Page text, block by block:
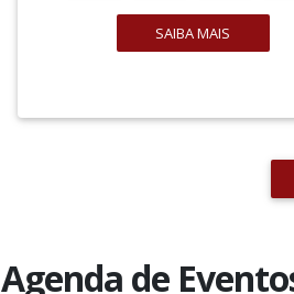
SAIBA MAIS
Agenda de